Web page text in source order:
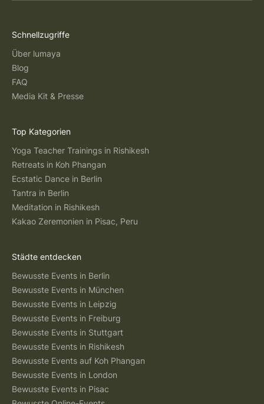
Schnellzugriffe
Über lumaya
Blog
FAQ
Media Kit & Presse
Top Kategorien
Yoga Teacher Trainings in Rishikesh
Retreats in Koh Phangan
Ecstatic Dance in Berlin
Tantra in Berlin
Meditation in Rishikesh
Kakao Zeremonien in Pisac, Peru
Städte entdecken
Bewusste Events in Berlin
Bewusste Events in München
Bewusste Events in Leipzig
Bewusste Events in Freiburg
Bewusste Events in Stuttgart
Bewusste Events in Rishikesh
Bewusste Events auf Koh Phangan
Bewusste Events in London
Bewusste Events in Pisac